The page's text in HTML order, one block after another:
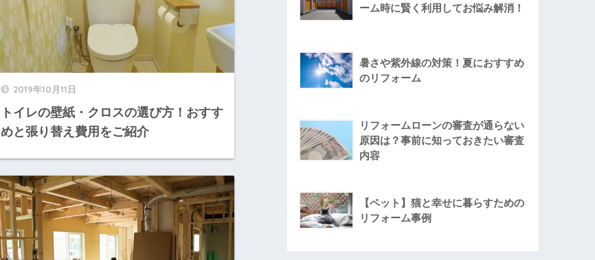
2019年10月11日
トイレの壁紙・クロスの選び方！おすす
めと張り替え費用をご紹介
ーム時に賢く利用してお悩み解消！
暑さや紫外線の対策！夏におすすめ
のリフォーム
リフォームローンの審査が通らない
原因は？事前に知っておきたい審査
内容
【ペット】猫と幸せに暮らすための
リフォーム事例